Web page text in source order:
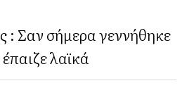
: Σαν σήμερα γεννήθηκε
λαϊκά